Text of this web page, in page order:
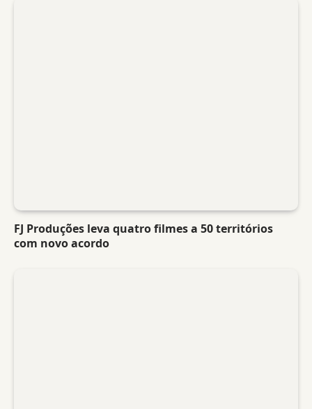
FJ Produções leva quatro filmes a 50 territórios
com novo acordo